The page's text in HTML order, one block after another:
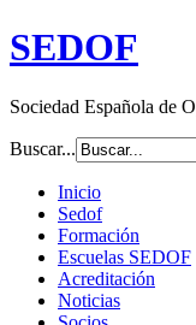
SEDOF
Sociedad Española de
Buscar...
Inicio
Sedof
Formación
Escuelas SEDOF
Acreditación
Noticias